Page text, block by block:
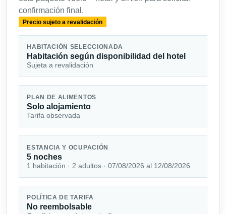
confirmación final.
Precio sujeto a revalidación
HABITACIÓN SELECCIONADA
Habitación según disponibilidad del hotel
Sujeta a revalidación
PLAN DE ALIMENTOS
Solo alojamiento
Tarifa observada
ESTANCIA Y OCUPACIÓN
5 noches
1 habitación · 2 adultos · 07/08/2026 al 12/08/2026
POLÍTICA DE TARIFA
No reembolsable